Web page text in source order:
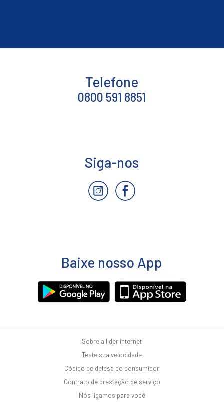
Telefone
0800 591 8851
Siga-nos
Baixe nosso App
Sobre a lider internet
Teste sua velocidade
Código de defesa do consumidor
Contrato de prestação de serviço
Nós ligamos para você